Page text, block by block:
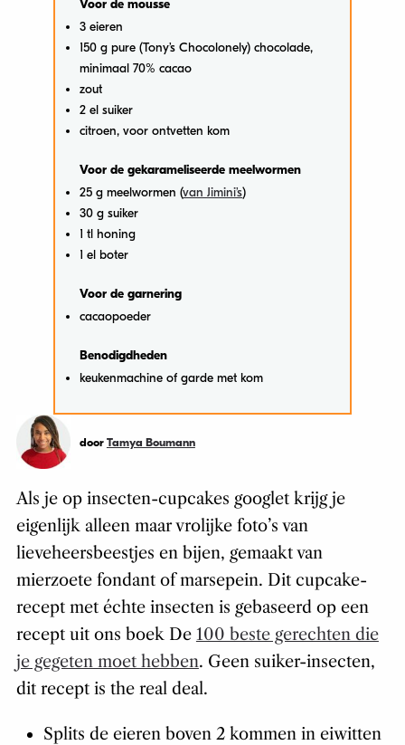
Voor de mousse
3 eieren
150 g pure (Tony’s Chocolonely) chocolade,
minimaal 70% cacao
zout
2 el suiker
citroen, voor ontvetten kom
Voor de gekarameliseerde meelwormen
25 g meelwormen (van Jimini’s)
30 g suiker
1 tl honing
1 el boter
Voor de garnering
cacaopoeder
Benodigdheden
keukenmachine of garde met kom
door Tamya Boumann
Als je op insecten-cupcakes googlet krijg je
eigenlijk alleen maar vrolijke foto’s van
lieveheersbeestjes en bijen, gemaakt van
mierzoete fondant of marsepein. Dit cupcake-
recept met échte insecten is gebaseerd op een
recept uit ons boek De 100 beste gerechten die
je gegeten moet hebben. Geen suiker-insecten,
dit recept is the real deal.
Splits de eieren boven 2 kommen in eiwitten